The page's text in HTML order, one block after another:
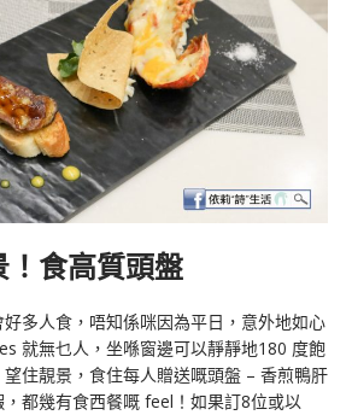
食高質頭盤
多人食，唔知係咪因為平日，意外地如心
就無乜人，坐喺窗邊可以靜靜地180 度飽
住靚景，食住每人贈送嘅頭盤 – 香煎鴨肝
都幾有食西餐嘅 feel！如果訂8位或以